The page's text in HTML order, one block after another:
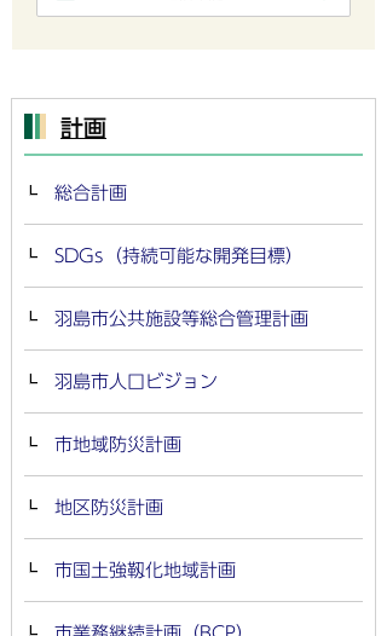
計画
総合計画
SDGs（持続可能な開発目標）
羽島市公共施設等総合管理計画
羽島市人口ビジョン
市地域防災計画
地区防災計画
市国土強靱化地域計画